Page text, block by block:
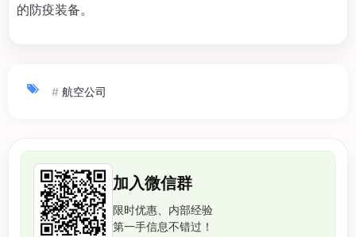
的防疫装备。
# 航空公司
加入微信群
限时优惠、内部经验
第一手信息不错过！